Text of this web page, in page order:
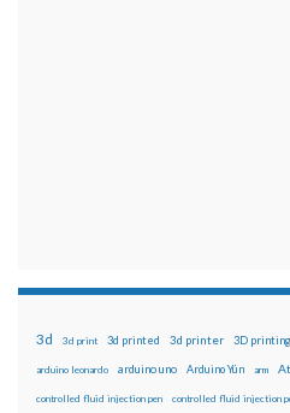
3d 3d print 3d printed 3d printer 3D printing
arduino leonardo arduino uno Arduino Yún arm
controlled fluid injection pen controlled fluid injection